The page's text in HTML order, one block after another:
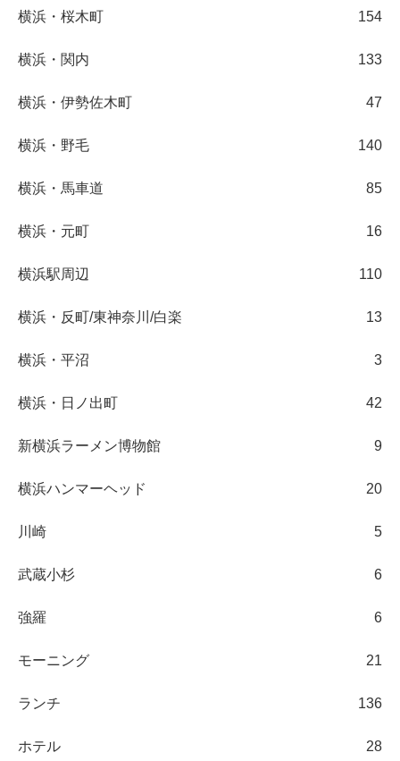
横浜・桜木町 154
横浜・関内 133
横浜・伊勢佐木町 47
横浜・野毛 140
横浜・馬車道 85
横浜・元町 16
横浜駅周辺 110
横浜・反町/東神奈川/白楽 13
横浜・平沼 3
横浜・日ノ出町 42
新横浜ラーメン博物館 9
横浜ハンマーヘッド 20
川崎 5
武蔵小杉 6
強羅 6
モーニング 21
ランチ 136
ホテル 28